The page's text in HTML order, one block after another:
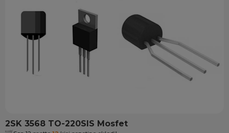
2SK 3568 TO-220SIS Mosfet